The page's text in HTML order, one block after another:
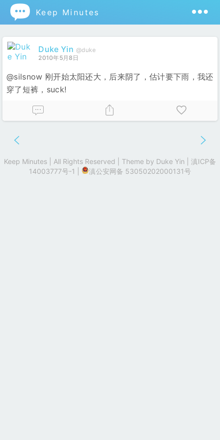
 Keep Minutes
Duke Yin @duke
2010年5月8日
@silsnow 刚开始太阳还大，后来阴了，估计要下雨，我还
穿了短裤，suck!
Keep Minutes | All Rights Reserved | Theme by Duke Yin
滇ICP备
14003777号-1
滇公安网备 53050202000131号